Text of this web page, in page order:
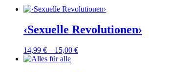
‹Sexuelle Revolutionen›
14,99 € – 15,00 €